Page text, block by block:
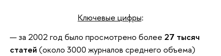
Ключевые цифры:
за 2002 год было просмотрено более 27 тысяч
статей (около 3000 журналов среднего объема)